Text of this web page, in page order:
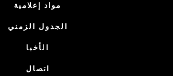
مواد إعلامية
الجدول الزمني
الأخبا
اتصال